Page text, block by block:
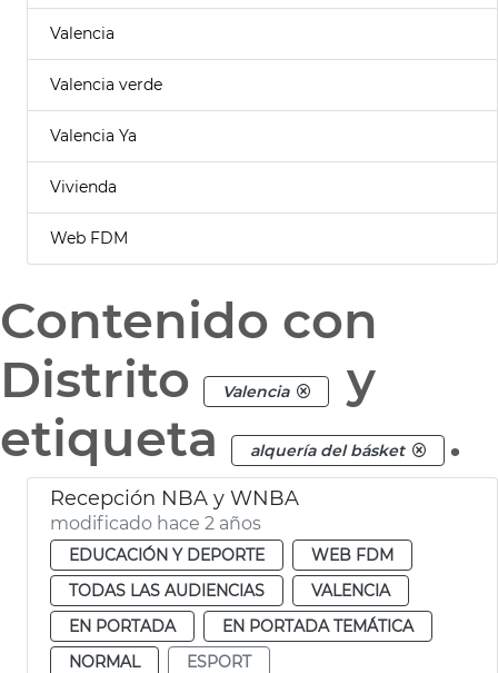
Valencia
Valencia verde
Valencia Ya
Vivienda
Web FDM
Contenido con
Distrito
Valencia
y
etiqueta
alquería del básket .
Recepción NBA y WNBA
modificado hace 2 años
EDUCACIÓN Y DEPORTE
WEB FDM
TODAS LAS AUDIENCIAS
VALENCIA
EN PORTADA
EN PORTADA TEMÁTICA
NORMAL
ESPORT